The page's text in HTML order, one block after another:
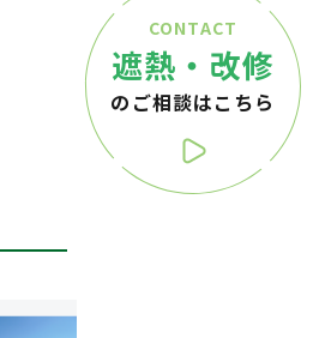
CONTACT
遮熱・改修
のご相談はこちら